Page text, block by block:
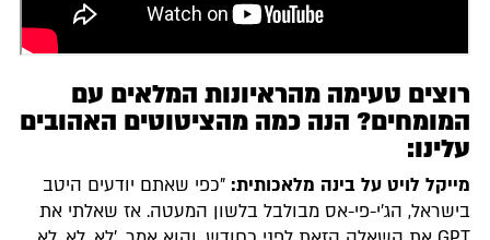
רוצים טעימה מהראיונות המלאים עם
המומחים? הנה כמה מהציטוטים האהובים
עלינו:
מייקל לויט על בינה מלאכותית: "כפי שאתם יודעים היטב
בישראל, הג'י-פי-אס מבולבל בלשון המעטה. אז שאלתי את